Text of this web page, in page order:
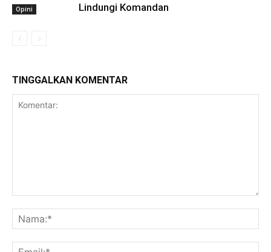
Opini
Lindungi Komandan
TINGGALKAN KOMENTAR